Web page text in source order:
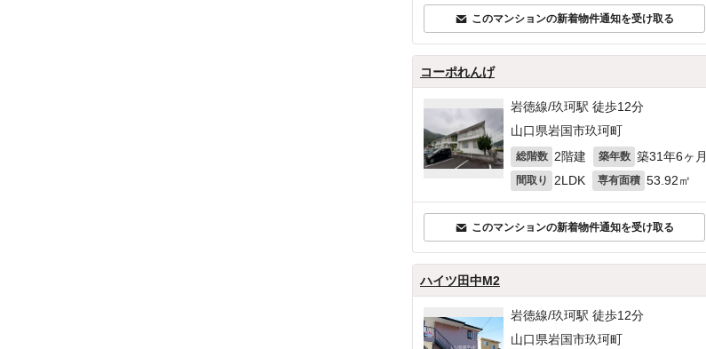
このマンションの新着物件通知を受け取る
コーポれんげ
岩徳線/玖珂駅 徒歩12分
山口県岩国市玖珂町
総階数 2階建 築年数 築31年6ヶ月
間取り 2LDK 専有面積 53.92㎡
このマンションの新着物件通知を受け取る
ハイツ田中M2
岩徳線/玖珂駅 徒歩12分
山口県岩国市玖珂町